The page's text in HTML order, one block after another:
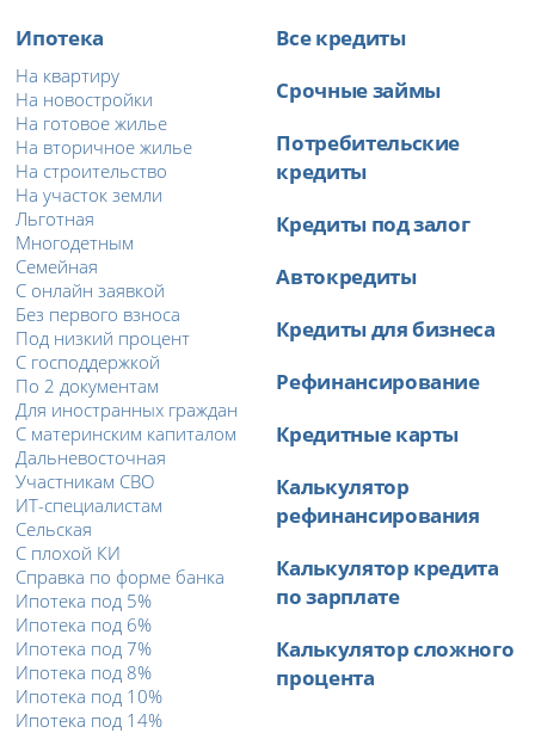
Ипотека
На квартиру
На новостройки
На готовое жилье
На вторичное жилье
На строительство
На участок земли
Льготная
Многодетным
Семейная
С онлайн заявкой
Без первого взноса
Под низкий процент
С господдержкой
По 2 документам
Для иностранных граждан
С материнским капиталом
Дальневосточная
Участникам СВО
ИТ-специалистам
Сельская
С плохой КИ
Справка по форме банка
Ипотека под 5%
Ипотека под 6%
Ипотека под 7%
Ипотека под 8%
Ипотека под 10%
Ипотека под 14%
Все кредиты
Срочные займы
Потребительские
кредиты
Кредиты под залог
Автокредиты
Кредиты для бизнеса
Рефинансирование
Кредитные карты
Калькулятор
рефинансирования
Калькулятор кредита
по зарплате
Калькулятор сложного
процента